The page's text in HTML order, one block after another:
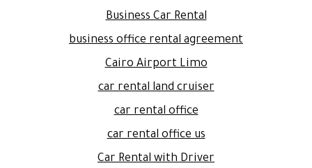
Business Car Rental
business office rental agreement
Cairo Airport Limo
car rental land cruiser
car rental office
car rental office us
Car Rental with Driver